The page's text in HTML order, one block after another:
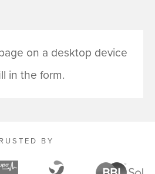
on a desktop device
in the form.
BY